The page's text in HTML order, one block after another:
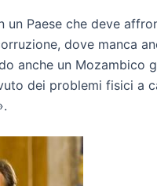
Paese che deve
dove manca
anche un Mozambico
dei problemi fisici a